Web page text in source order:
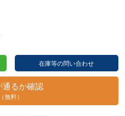
在庫等の問い合わせ
通るか確認
（無料）